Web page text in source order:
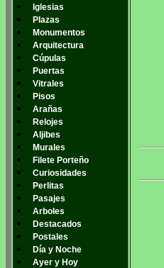
Iglesias
Plazas
Monumentos
Arquitectura
Cúpulas
Puertas
Vitrales
Pisos
Arañas
Relojes
Aljibes
Murales
Filete Porteño
Curiosidades
Perlitas
Pasajes
Arboles
Destacados
Postales
Día y Noche
Ayer y Hoy